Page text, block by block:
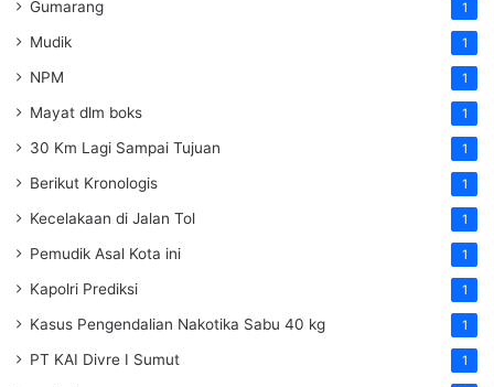
Gumarang 1
Mudik 1
NPM 1
Mayat dlm boks 1
30 Km Lagi Sampai Tujuan 1
Berikut Kronologis 1
Kecelakaan di Jalan Tol 1
Pemudik Asal Kota ini 1
Kapolri Prediksi 1
Kasus Pengendalian Nakotika Sabu 40 kg 1
PT KAI Divre I Sumut 1